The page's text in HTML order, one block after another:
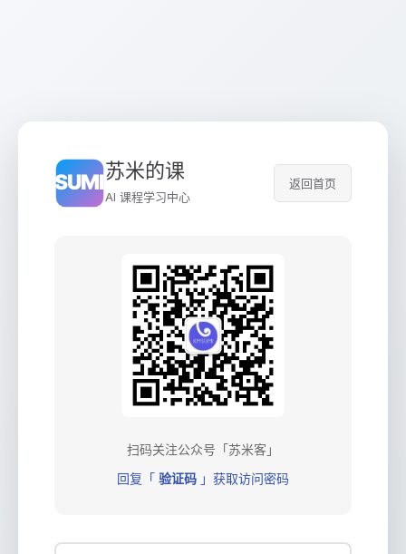
苏米的课
AI 课程学习中心
返回首页
扫码关注公众号「苏米客」
回复「 验证码 」获取访问密码